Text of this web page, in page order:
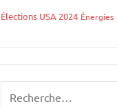
Élections USA 2024 Énergies